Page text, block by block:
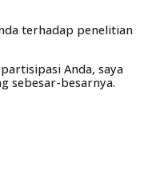
terhadap penelitian
Anda, saya
sebesar-besarnya.